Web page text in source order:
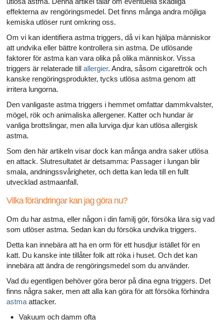
effekterna av rengöringsmedel. Det finns många andra möjliga
kemiska utlöser runt omkring oss.
Om vi ​​kan identifiera astma triggers, då vi kan hjälpa människor
att undvika eller bättre kontrollera sin astma. De utlösande
faktorer för astma kan vara olika på olika människor. Vissa
triggers är relaterade till allergier. Andra, såsom cigarettrök och
kanske rengöringsprodukter, tycks utlösa astma genom att
irritera lungorna.
Den vanligaste astma triggers i hemmet omfattar dammkvalster,
mögel, rök och animaliska allergener. Katter och hundar är
vanliga brottslingar, men alla lurviga djur kan utlösa allergisk
astma.
Som den här artikeln visar dock kan många andra saker utlösa
en attack. Slutresultatet är detsamma: Passager i lungan blir
smala, andningssvårigheter, och detta kan leda till en fullt
utvecklad astmaanfall.
Vilka förändringar kan jag göra nu?
Om du har astma, eller någon i din familj gör, försöka lära sig vad
som utlöser astma. Sedan kan du försöka undvika triggers.
Detta kan innebära att ha en orm för ett husdjur istället för en
katt. Du kanske inte tillåter folk att röka i huset. Och det kan
innebära att ändra de rengöringsmedel som du använder.
Vad du egentligen behöver göra beror på dina egna triggers. Det
finns några saker, men att alla kan göra för att försöka förhindra
astma attacker.
Vakuum och damm ofta